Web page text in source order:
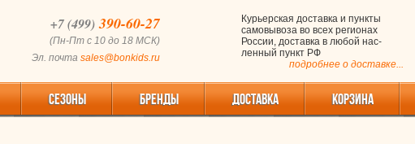
+7 (499)390-60-27
(Пн-Пт с 10 до 18 МСК)
Эл. почта sales@bonkids.ru
Курьерская доставка и пункты
самовывоза во всех регионах
России, доставка в любой нас-
ленный пункт РФ
подробнее о доставке...
СЕЗОНЫ БРЕНДЫ ДОСТАВКА КОРЗИНА